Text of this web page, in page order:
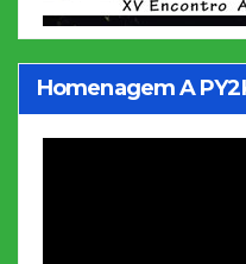
Homenagem A